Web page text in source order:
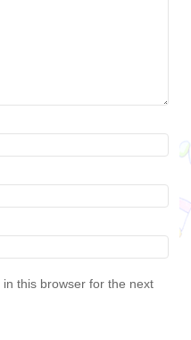
this browser for the next